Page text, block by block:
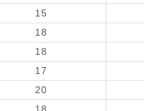
15
18
18
17
20